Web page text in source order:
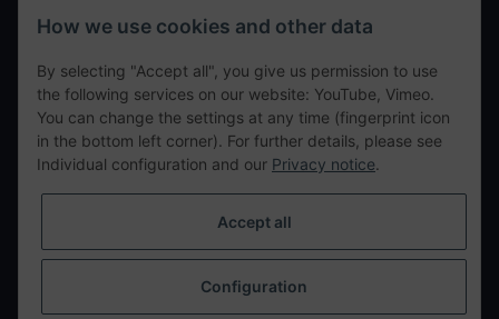
your personal site
contact details
tweet
teilen
Withdraw from contract
How we use cookies and other data
By selecting "Accept all", you give us permission to use
the following services on our website: YouTube, Vimeo.
You can change the settings at any time (fingerprint icon
in the bottom left corner). For further details, please see
Individual configuration and our Privacy notice.
Accept all
Configuration